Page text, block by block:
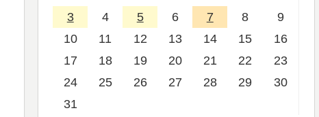
3
4 5 6 7 8
9
10
11 12 13 14 15
16
17
18 19 20 21 22
23
24
25 26 27 28 29
30
31